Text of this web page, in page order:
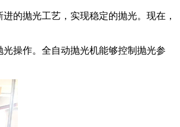
的抛光工艺，实现稳定的抛光。现在，
操作。全自动抛光机能够控制抛光参